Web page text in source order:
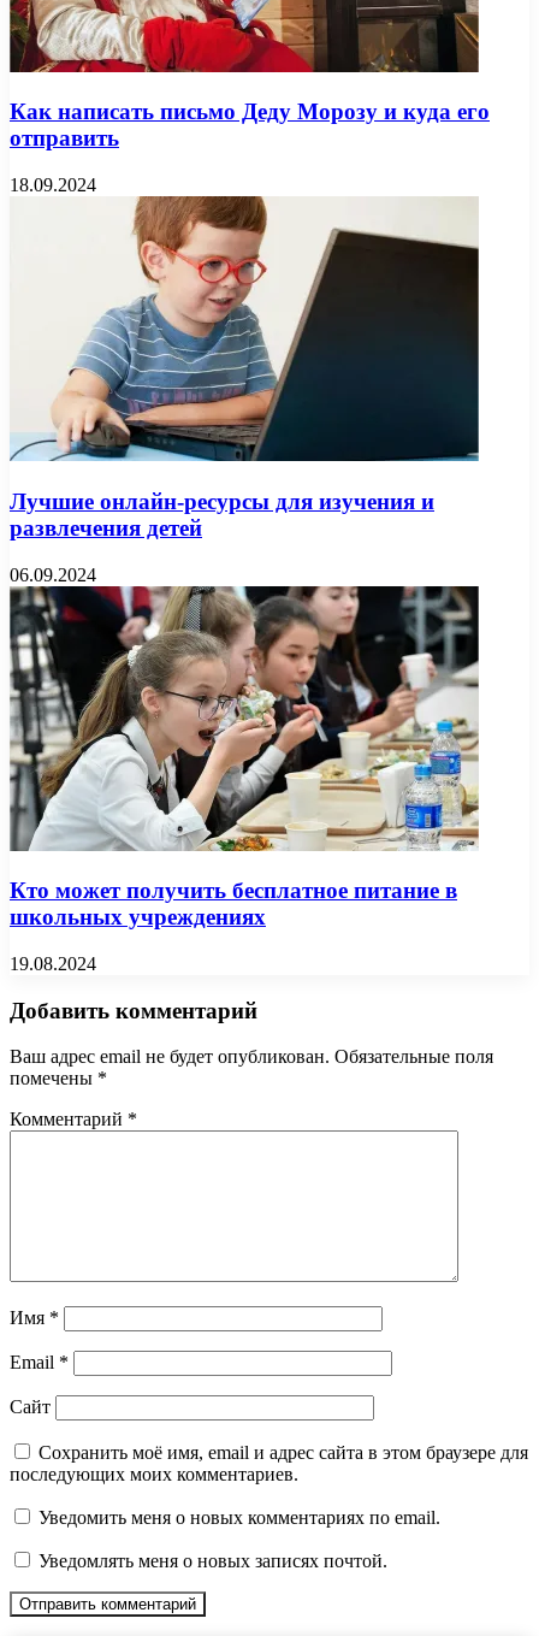
Как написать письмо Деду Морозу и куда его
отправить
18.09.2024
Лучшие онлайн-ресурсы для изучения и
развлечения детей
06.09.2024
Кто может получить бесплатное питание в
школьных учреждениях
19.08.2024
Добавить комментарий
Ваш адрес email не будет опубликован. Обязательные поля
помечены *
Комментарий *
Имя *
Email *
Сайт
Сохранить моё имя, email и адрес сайта в этом браузере для
последующих моих комментариев.
Уведомить меня о новых комментариях по email.
Уведомлять меня о новых записях почтой.